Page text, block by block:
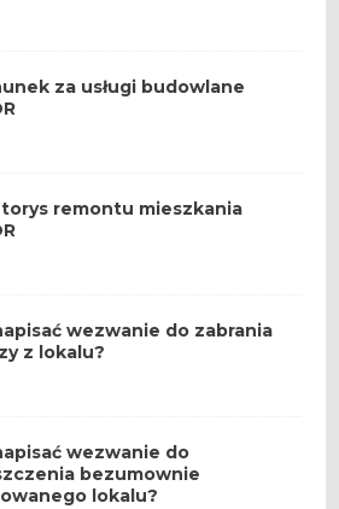
za usługi budowlane
remontu mieszkania
wezwanie do zabrania
z lokalu?
wezwanie do
bezumownie
lokalu?